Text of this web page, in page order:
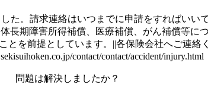
た。請求連絡はいつまでに申請をすればいい
期障害所得補償、医療補償、がん補償等に
を前提としています。||各保険会社へご連絡
contact/contact/accident/injury.html
問題は解決しましたか？